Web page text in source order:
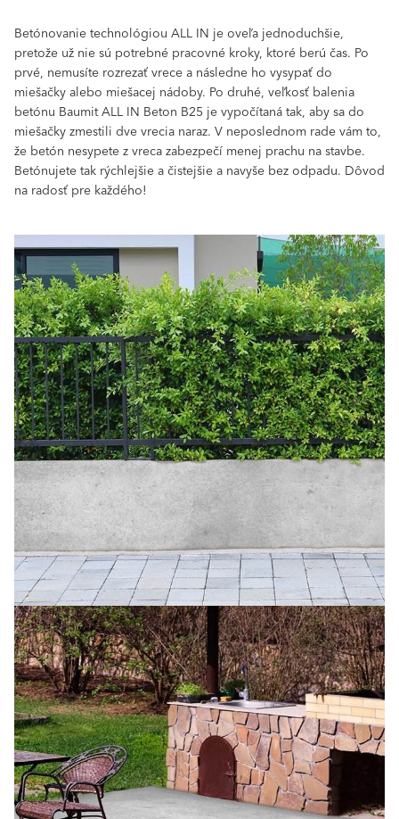
Betónovanie technológiou ALL IN je oveľa jednoduchšie,
pretože už nie sú potrebné pracovné kroky, ktoré berú čas. Po
prvé, nemusíte rozrezať vrece a následne ho vysypať do
miešačky alebo miešacej nádoby. Po druhé, veľkosť balenia
betónu Baumit ALL IN Beton B25 je vypočítaná tak, aby sa do
miešačky zmestili dve vrecia naraz. V neposlednom rade vám to,
že betón nesypete z vreca zabezpečí menej prachu na stavbe.
Betónujete tak rýchlejšie a čistejšie a navyše bez odpadu. Dôvod
na radosť pre každého!